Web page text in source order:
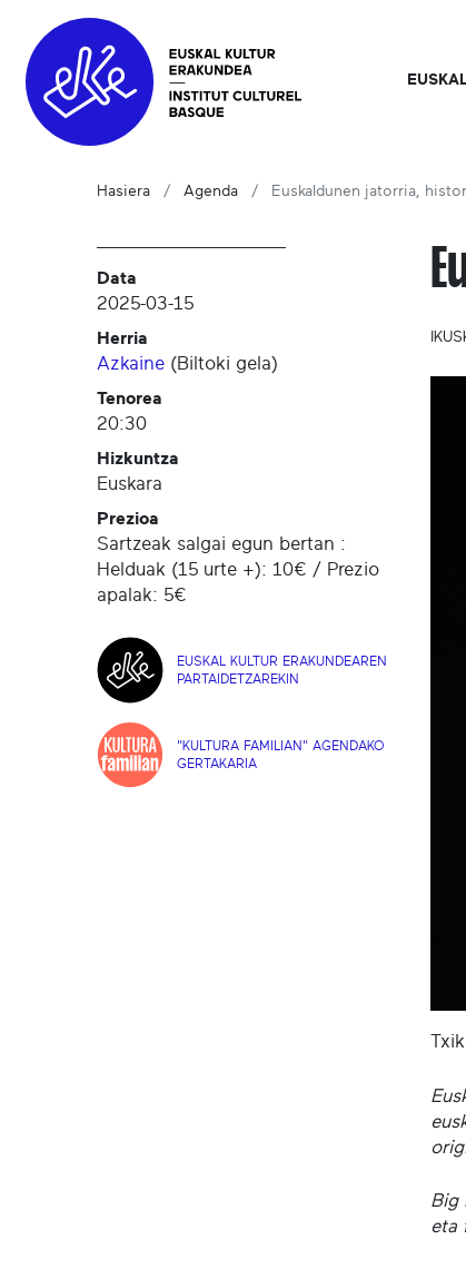
Hasiera Agenda Euskaldunen jatorria,
Data
2025-03-15
Herria
Azkaine (Biltoki gela)
Tenorea
20:30
Hizkuntza
Euskara
Prezioa
Sartzeak salgai egun bertan :
Helduak (15 urte +): 10€ / Prezio
apalak: 5€
EUSKAL KULTUR ERAKUNDEAREN
PARTAIDETZAREKIN
"KULTURA FAMILIAN" AGENDAKO
GERTAKARIA
Big
eta